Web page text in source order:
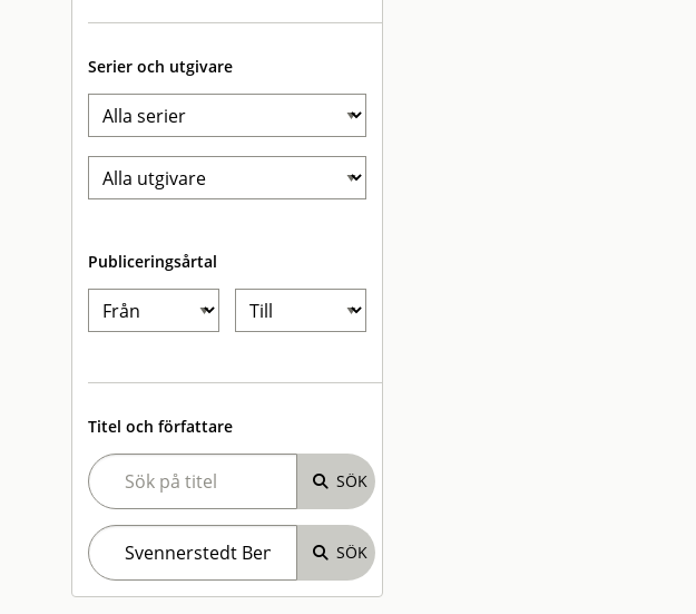
Serier och utgivare
Publiceringsårtal
Titel och författare